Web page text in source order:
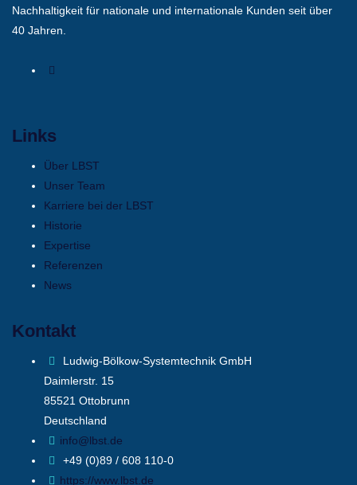
Nachhaltigkeit für nationale und internationale Kunden seit über
40 Jahren.
Links
Über LBST
Unser Team
Karriere bei der LBST
Historie
Expertise
Referenzen
News
Kontakt
Ludwig-Bölkow-Systemtechnik GmbH
Daimlerstr. 15
85521 Ottobrunn
Deutschland
info@lbst.de
+49 (0)89 / 608 110-0
https://www.lbst.de